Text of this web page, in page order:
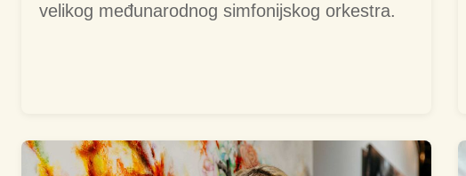
velikog međunarodnog simfonijskog orkestra.